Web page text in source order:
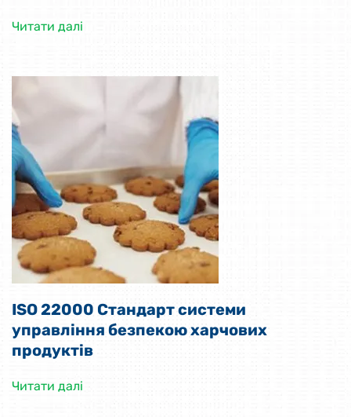
Читати далі
ISO 22000 Стандарт системи
управління безпекою харчових
продуктів
Читати далі